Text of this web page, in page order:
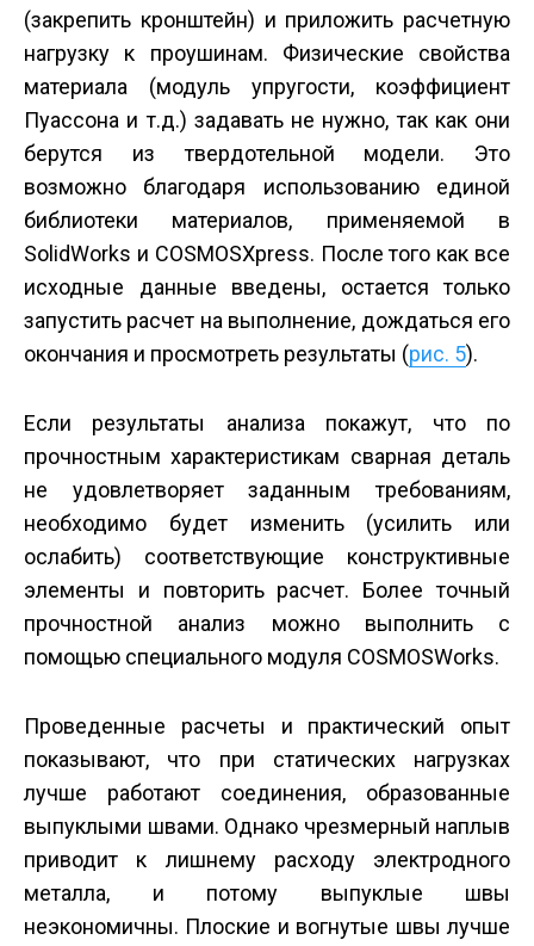
(закрепить кронштейн) и приложить расчетную
нагрузку к проушинам. Физические свойства
материала (модуль упругости, коэффициент
Пуассона и т.д.) задавать не нужно, так как они
берутся из твердотельной модели. Это
возможно благодаря использованию единой
библиотеки материалов, применяемой в
SolidWorks и COSMOSXpress. После того как все
исходные данные введены, остается только
запустить расчет на выполнение, дождаться его
окончания и просмотреть результаты (рис. 5).
Если результаты анализа покажут, что по
прочностным характеристикам сварная деталь
не удовлетворяет заданным требованиям,
необходимо будет изменить (усилить или
ослабить) соответствующие конструктивные
элементы и повторить расчет. Более точный
прочностной анализ можно выполнить с
помощью специального модуля COSMOSWorks.
Проведенные расчеты и практический опыт
показывают, что при статических нагрузках
лучше работают соединения, образованные
выпуклыми швами. Однако чрезмерный наплыв
приводит к лишнему расходу электродного
металла, и потому выпуклые швы
неэкономичны. Плоские и вогнутые швы лучше